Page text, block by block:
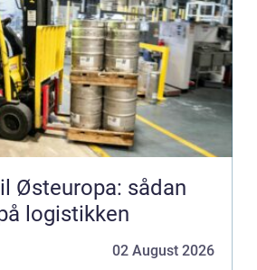
Østeuropa: sådan
logistikken
02 August 2026